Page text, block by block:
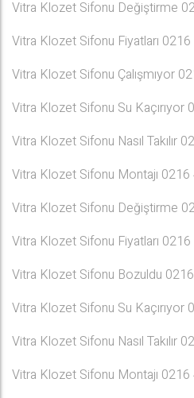
Vitra Klozet Sifonu Değiştirme
Vitra Klozet Sifonu Fiyatları
Vitra Klozet Sifonu Çalışmıyor
Vitra Klozet Sifonu Su Kaçırıyor
Vitra Klozet Sifonu Nasıl Takılır
Vitra Klozet Sifonu Montajı
Vitra Klozet Sifonu Değiştirme
Vitra Klozet Sifonu Fiyatları
Vitra Klozet Sifonu Bozuldu
Vitra Klozet Sifonu Su Kaçırıyor
Vitra Klozet Sifonu Nasıl Takılır
Vitra Klozet Sifonu Montajı